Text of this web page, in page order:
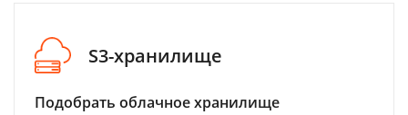
S3-хранилище
Подобрать облачное хранилище